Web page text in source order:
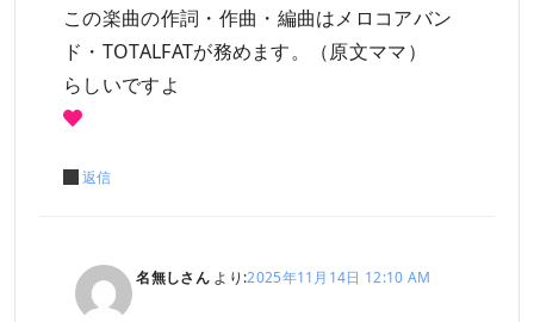
この楽曲の作詞・作曲・編曲はメロコアバン
ド・TOTALFATが務めます。（原文ママ）
らしいですよ
返信
名無しさん より:2025年11月14日 12:10 AM